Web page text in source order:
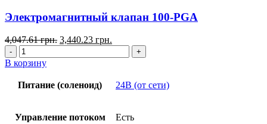
Электромагнитный клапан 100-PGA
4,047.61грн. 3,440.23 грн.
В корзину
Питание (соленоид) 24В (от сети)
Управление потоком Есть